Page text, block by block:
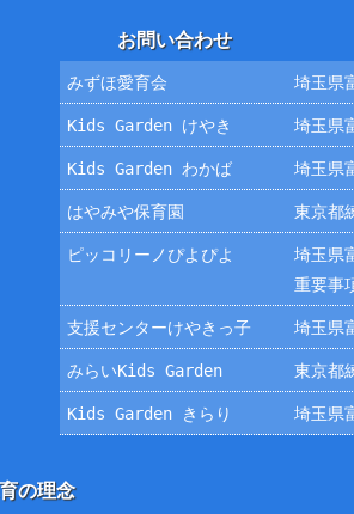
お問い合わせ
みずほ愛育会 埼玉県
Kids Garden けやき 埼玉県
Kids Garden わかば 埼玉県
はやみや保育園 東京都
ピッコリーノぴよぴよ
埼玉県
重要事
支援センターけやきっ子 埼玉県
みらいKids Garden 東京都
Kids Garden きらり 埼玉県
の理念